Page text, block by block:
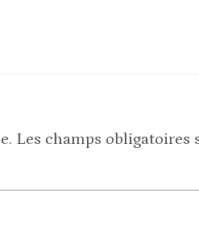
Les champs obligatoires